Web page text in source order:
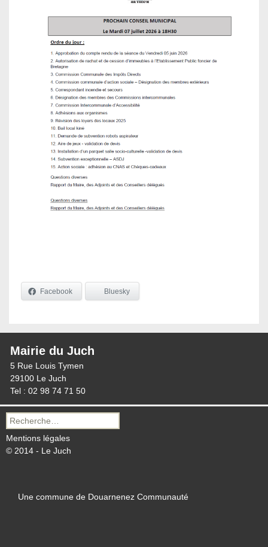
Facebook Bluesky
Mairie du Juch
5 Rue Louis Tymen
29100 Le Juch
Tel : 02 98 74 71 50
Recherche
pour :
Mentions légales
© 2014 - Le Juch
Une commune de Douarnenez Communauté